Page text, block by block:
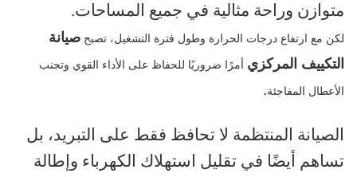
متوازن وراحة مثالية في جميع المساحات.
لكن مع ارتفاع درجات الحرارة وطول فترة التشغيل، تصبح صيانة
التكييف المركزي أمرًا ضروريًا للحفاظ على الأداء القوي وتجنب
الأعطال المفاجئة.
الصيانة المنتظمة لا تحافظ فقط على التبريد، بل
تساهم أيضًا في تقليل استهلاك الكهرباء وإطالة